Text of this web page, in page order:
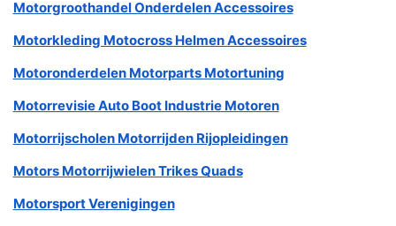
Motorgroothandel Onderdelen Accessoires
Motorkleding Motocross Helmen Accessoires
Motoronderdelen Motorparts Motortuning
Motorrevisie Auto Boot Industrie Motoren
Motorrijscholen Motorrijden Rijopleidingen
Motors Motorrijwielen Trikes Quads
Motorsport Verenigingen